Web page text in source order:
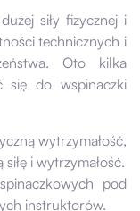
siły fizycznej i
technicznych i
Oto kilka
się do wspinaczki
wytrzymałość,
i wytrzymałość.
pod
instruktorów.